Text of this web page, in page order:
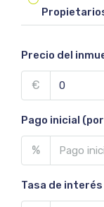
Precio del
€
Pago inicial
%
Tasa de